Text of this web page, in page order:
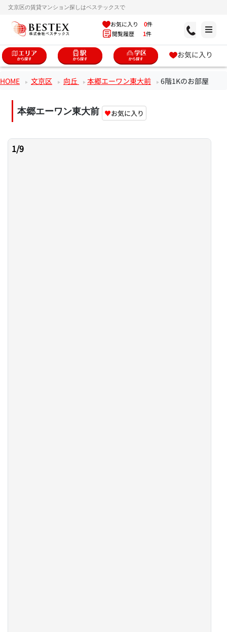
文京区の賃貸マンション探しはベステックスで
お気に入り 0件
閲覧履歴 1件
お気に入り
HOME 文京区 向丘 本郷エーワン東大前 6階1Kのお部屋
本郷エーワン東大前 ♥お気に入り
1/9